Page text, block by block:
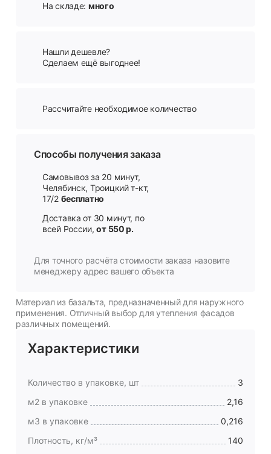
На складе: много
Нашли дешевле?
Сделаем ещё выгоднее!
Рассчитайте необходимое количество
Способы получения заказа
Самовывоз за 20 минут,
Челябинск, Троицкий т-кт,
17/2 бесплатно
Доставка от 30 минут, по
всей России,от 550 р.
Для точного расчёта стоимости заказа назовите
менеджеру адрес вашего объекта
Материал из базальта, предназначенный для наружного
применения. Отличный выбор для утепления фасадов
различных помещений.
Характеристики
Количество в упаковке, шт
3
м2 в упаковке
2,16
м3 в упаковке
0,216
Плотность, кг/м³
140